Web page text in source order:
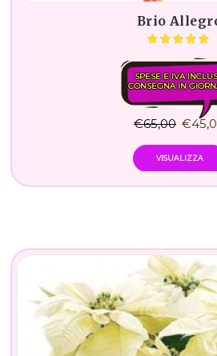
Brio
SPESE E IVA
CONSEGNA IN
€65,00 €
VISUALIZZA